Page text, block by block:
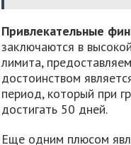
Привлекательные
заключаются в
лимита,
достоинством
период, который при
достигать 50 дней.
Еще одним плюсом